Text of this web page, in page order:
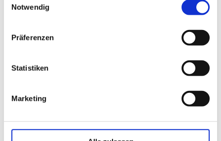
Notwendig
Präferenzen
Statistiken
Marketing
Gewürzmüller
1 kg
OG